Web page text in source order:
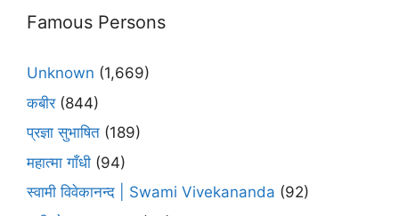
Famous Persons
Unknown (1,669)
कबीर(844)
प्रज्ञा सुभाषित (189)
महात्मा गाँधी (94)
स्वामी विवेकानन्द | Swami Vivekananda (92)